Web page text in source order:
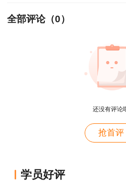
房间咨询电话：0311-
1、考生本人领取时，需
4、暂不支持证件邮寄服
全部评论（0）
还没有评论
抢首评
学员好评
用户47****66